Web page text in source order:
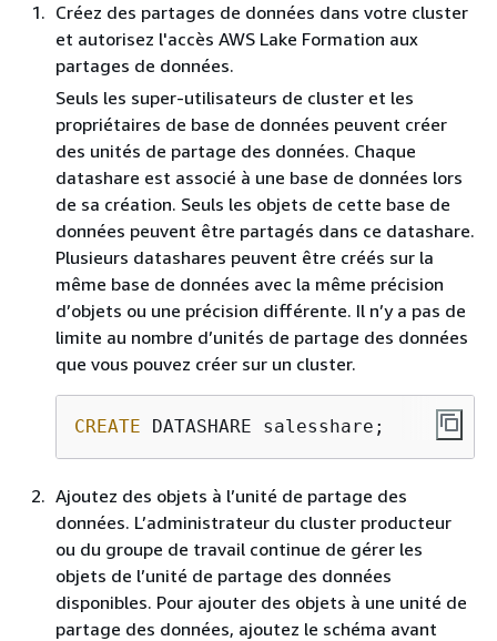
Créez des partages de données dans votre cluster
et autorisez l'accès AWS Lake Formation aux
partages de données.
Seuls les super-utilisateurs de cluster et les
propriétaires de base de données peuvent créer
des unités de partage des données. Chaque
datashare est associé à une base de données lors
de sa création. Seuls les objets de cette base de
données peuvent être partagés dans ce datashare.
Plusieurs datashares peuvent être créés sur la
même base de données avec la même précision
d’objets ou une précision différente. Il n’y a pas de
limite au nombre d’unités de partage des données
que vous pouvez créer sur un cluster.
CREATE DATASHARE salesshare;
Ajoutez des objets à l’unité de partage des
données. L’administrateur du cluster producteur
ou du groupe de travail continue de gérer les
objets de l’unité de partage des données
disponibles. Pour ajouter des objets à une unité de
partage des données, ajoutez le schéma avant